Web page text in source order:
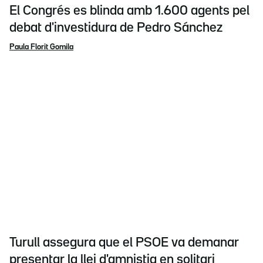
El Congrés es blinda amb 1.600 agents pel
debat d'investidura de Pedro Sánchez
Paula Florit Gomila
Turull assegura que el PSOE va demanar
presentar la llei d'amnistia en solitari